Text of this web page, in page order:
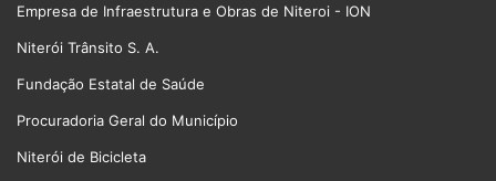
Empresa de Infraestrutura e Obras de Niteroi - ION
Niterói Trânsito S. A.
Fundação Estatal de Saúde
Procuradoria Geral do Município
Niterói de Bicicleta